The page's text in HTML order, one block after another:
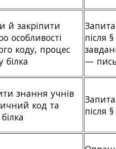
й закріпити
особливості
коду, процес
білка
після
—
знання учнів
код та
після